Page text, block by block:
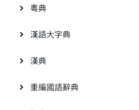
粵典
漢語大字典
漢典
重編國語辭典